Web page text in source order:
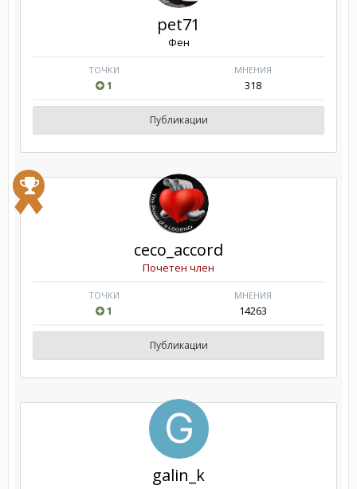
pet71
Фен
ТОЧКИ
1
МНЕНИЯ
318
Публикации
ceco_accord
Почетен член
ТОЧКИ
1
МНЕНИЯ
14263
Публикации
galin_k